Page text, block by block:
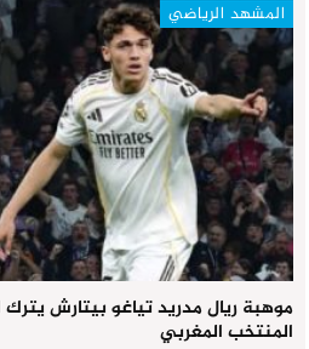
المشهد الرياضي
موهبة ريال مدريد تياغو بيتارش
المنتخب المغربي